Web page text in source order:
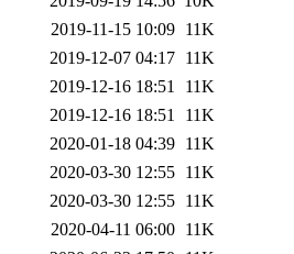
2019-11-15 10:09 11K
2019-12-07 04:17 11K
2019-12-16 18:51
11K
2019-12-16 18:51
11K
2020-01-18 04:39 11K
2020-03-30 12:55 11K
2020-03-30 12:55 11K
2020-04-11 06:00 11K